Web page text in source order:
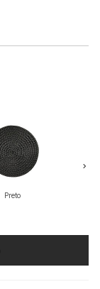
Preto